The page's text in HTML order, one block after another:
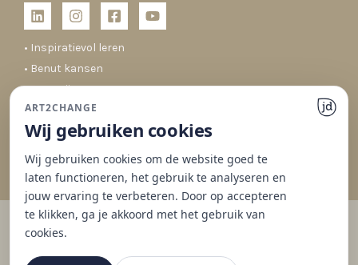
• Inspiratievol leren
• Benut kansen
• Co-creëren
• Duurzaam veranderen
© 2026 Art2Change | Gedrag & Organisaties
ART2CHANGE
Wij gebruiken cookies
Wij gebruiken cookies om de website goed te
laten functioneren, het gebruik te analyseren en
jouw ervaring te verbeteren. Door op accepteren
te klikken, ga je akkoord met het gebruik van
cookies.